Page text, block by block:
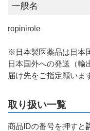
一般名
ropinirole
※日本製医薬品は日本
日本国外への発送（輸
届け先をご指定願いま
取り扱い一覧
商品IDの番号を押すと